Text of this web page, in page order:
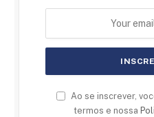
Ao se inscrever,
termos e nossa